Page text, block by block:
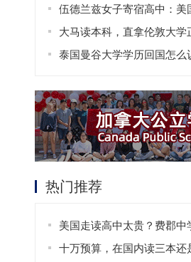
威廉帕特森大学全解析
伍德兰兹女子寄宿高中：美
校，赋能女性成长之路
大马读本科，直拿伦敦大学
国际学院高性价比留学优选
泰国曼谷大学学历回国怎么
热门推荐
美国走读高中太贵？费郡中
奖学金！
十万预算，在国内读三本还